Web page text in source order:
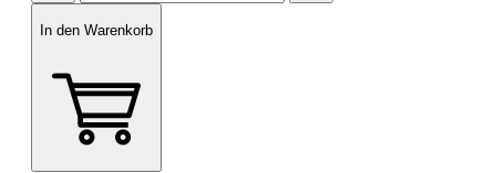
In den Warenkorb